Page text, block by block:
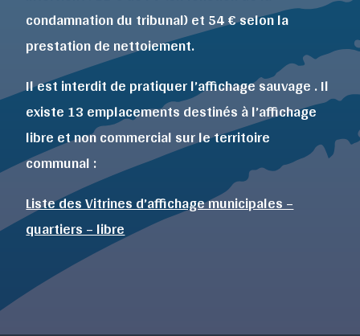
condamnation du tribunal) et 54 € selon la
prestation de nettoiement.
Il est interdit de pratiquer l’affichage sauvage . Il
existe 13 emplacements destinés à l’affichage
libre et non commercial sur le territoire
communal :
Liste des Vitrines d’affichage municipales –
quartiers – libre